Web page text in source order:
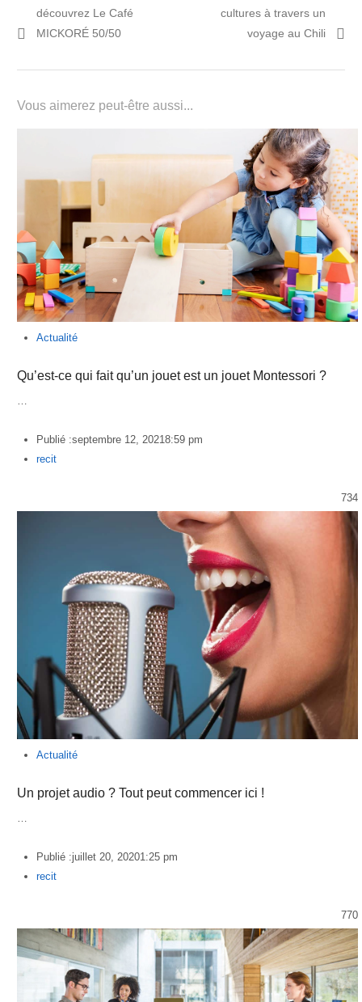
l’article
précédent:
découvrez Le Café
MICKORÉ 50/50
article:
cultures à travers un
voyage au Chili
Vous aimerez peut-être aussi...
Actualité
Qu’est-ce qui fait qu’un jouet est un jouet Montessori ?
Publié :septembre 12, 20218:59 pm
Author
recit
734
Actualité
Un projet audio ? Tout peut commencer ici !
Publié :juillet 20, 20201:25 pm
Author
recit
770